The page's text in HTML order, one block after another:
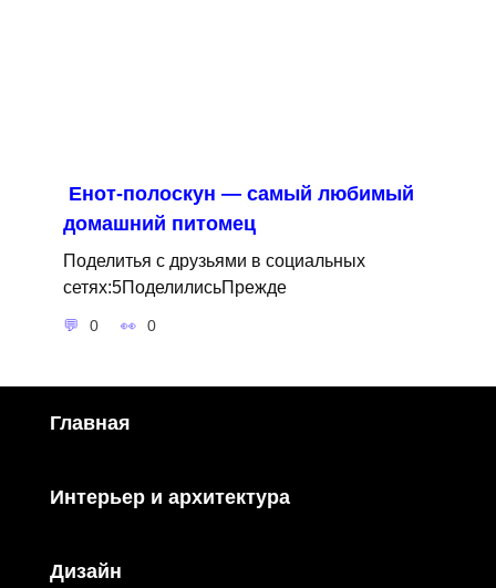
Енот-полоскун — самый любимый
домашний питомец
Поделитья с друзьями в социальных
сетях:5ПоделилисьПрежде
0 0
Главная
Интерьер и архитектура
Дизайн